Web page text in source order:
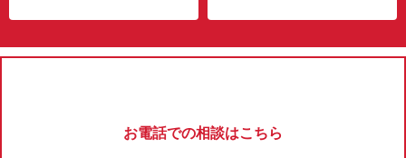
お電話での相談はこちら